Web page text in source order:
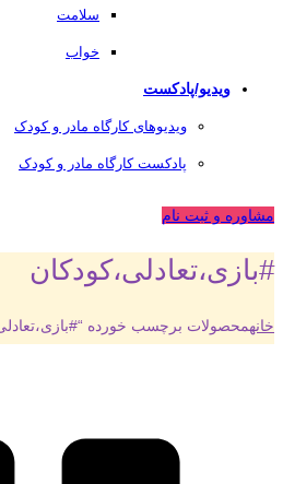
سلامت
خواب
ویدیو/پادکست
ویدیوهای کارگاه مادر و کودک
پادکست کارگاه مادر و کودک
مشاوره و ثبت نام
#بازی،تعادلی،کودکان
خانهمحصولات برچسب خورده